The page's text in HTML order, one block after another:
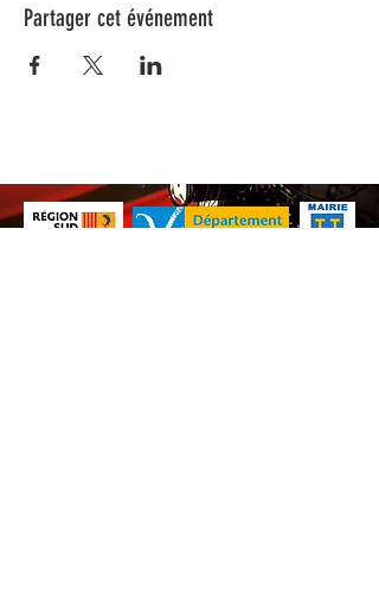
Partager cet événement